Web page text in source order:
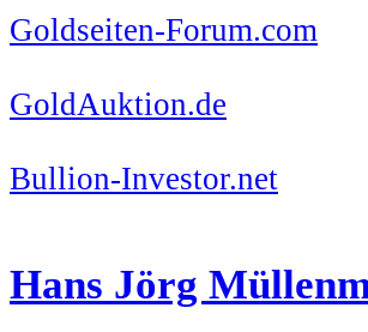
Goldseiten-Forum.com
GoldAuktion.de
Bullion-Investor.net
Hans Jörg